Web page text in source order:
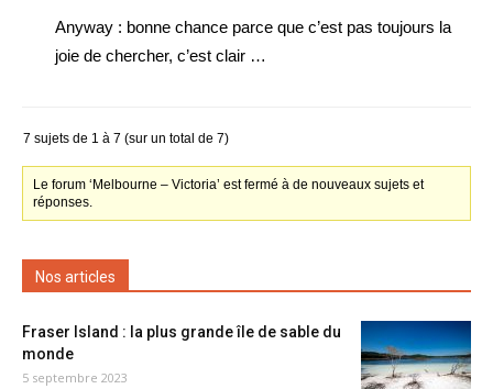
Anyway : bonne chance parce que c’est pas toujours la
joie de chercher, c’est clair …
7 sujets de 1 à 7 (sur un total de 7)
Le forum ‘Melbourne – Victoria’ est fermé à de nouveaux sujets et
réponses.
Nos articles
Fraser Island : la plus grande île de sable du
monde
5 septembre 2023